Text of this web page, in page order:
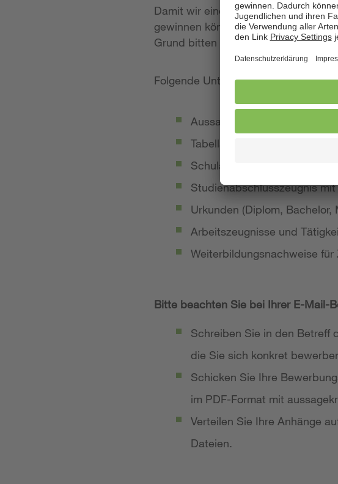
Damit wir einen möglichst
gewinnen können, legen wir großen
Grund bitten wir Sie, von
Folgende Unterlagen sollte Ihre
Aussagekräftiges Anschreiben
Tabellarischer Lebenslauf
Schulabschluss- und
Studienabschlusszeugnis
Urkunden (Diplom, Bachelor,
Arbeitszeugnisse und
Weiterbildungsnachweise
Bitte beachten Sie bei Ihrer E-Mail-
Schreiben Sie in den Betreff
die Sie sich konkret
Schicken Sie Ihre
im PDF-Format mit
Verteilen Sie Ihre Anhänge
Dateien.